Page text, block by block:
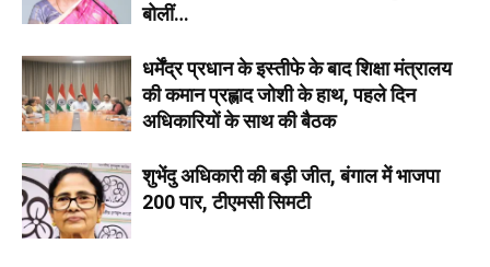
बोलीं…
धर्मेंद्र प्रधान के इस्तीफे के बाद शिक्षा मंत्रालय
की कमान प्रह्लाद जोशी के हाथ, पहले दिन
अधिकारियों के साथ की बैठक
शुभेंदु अधिकारी की बड़ी जीत, बंगाल में भाजपा
200 पार, टीएमसी सिमटी